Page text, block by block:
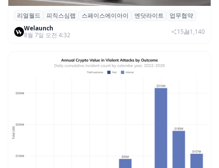
리얼월드, 로봇테크 스타트업 3곳과 손잡고
휴머노이드 표준 만든다
리얼월드 피직스심랩 스페이스에이아이 엔닷라이트
업무협약
Welaunch
8월 7일 오전 4:32
15 1,140